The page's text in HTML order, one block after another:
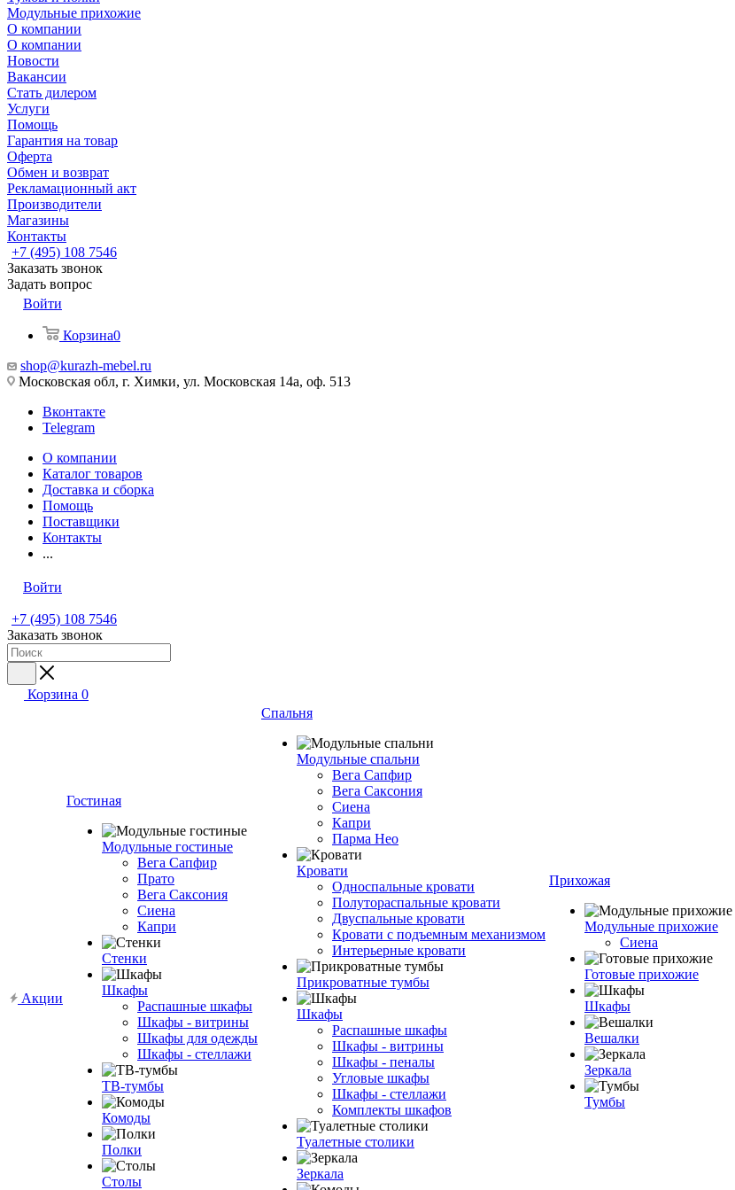
Модульные прихожие
О компании
О компании
Новости
Вакансии
Стать дилером
Услуги
Помощь
Гарантия на товар
Оферта
Обмен и возврат
Рекламационный акт
Производители
Магазины
Контакты
+7 (495) 108 7546
Заказать звонок
Задать вопрос
Войти
Корзина0
shop@kurazh-mebel.ru
Московская обл, г. Химки, ул. Московская 14а, оф. 513
Вконтакте
Telegram
О компании
Каталог товаров
Доставка и сборка
Помощь
Поставщики
Контакты
...
Войти
+7 (495) 108 7546
Заказать звонок
Корзина 0
Акции
Гостиная
Модульные гостиные
Вега Сапфир
Прато
Вега Саксония
Сиена
Капри
Стенки
Шкафы
Распашные шкафы
Шкафы - витрины
Шкафы для одежды
Шкафы - стеллажи
ТВ-тумбы
Комоды
Полки
Столы
Спальня
Модульные спальни
Вега Сапфир
Вега Саксония
Сиена
Капри
Парма Нео
Кровати
Односпальные кровати
Полутораспальные кровати
Двуспальные кровати
Кровати с подъемным механизмом
Интерьерные кровати
Прикроватные тумбы
Шкафы
Распашные шкафы
Шкафы - витрины
Шкафы - пеналы
Угловые шкафы
Шкафы - стеллажи
Комплекты шкафов
Туалетные столики
Зеркала
Прихожая
Модульные прихожие
Сиена
Готовые прихожие
Шкафы
Вешалки
Зеркала
Тумбы